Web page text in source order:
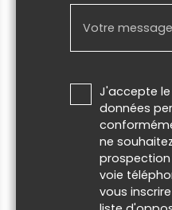
Votre message
J'accepte
données
ne
voie
vous